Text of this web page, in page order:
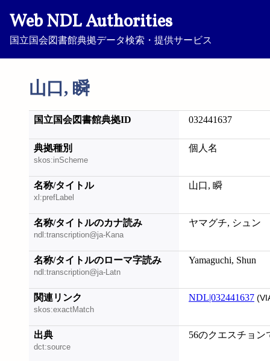
Web NDL Authorities
国立国会図書館典拠データ検索・提供サービス
山口, 瞬
国立国会図書館典拠ID 032441637
典拠種別
skos:inScheme
個人名
名称/タイトル
xl:prefLabel
山口, 瞬
名称/タイトルのカナ読み
ndl:transcription@ja-Kana
ヤマグチ, シュン
名称/タイトルのローマ字読み
ndl:transcription@ja-Latn
Yamaguchi, Shun
関連リンク
skos:exactMatch
NDL|032441637
出典
dct:source
56のクエスチョン